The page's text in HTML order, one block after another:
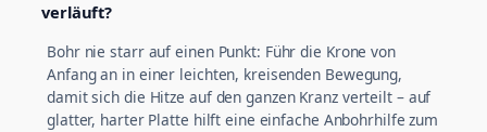
verläuft?
Bohr nie starr auf einen Punkt: Führ die Krone von
Anfang an in einer leichten, kreisenden Bewegung,
damit sich die Hitze auf den ganzen Kranz verteilt – auf
glatter, harter Platte hilft eine einfache Anbohrhilfe zum